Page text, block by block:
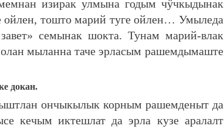
изирак улмына годым чӱчкыдынак
тошто марий туге ойлен… Умыледа
семынак шокта. Тунам марий-влак
мыланна таче эрласым рашемдымаште
докан.
ончыкылык корным рашемденыт да
кечым иктешлат да эрла кузе аралалт